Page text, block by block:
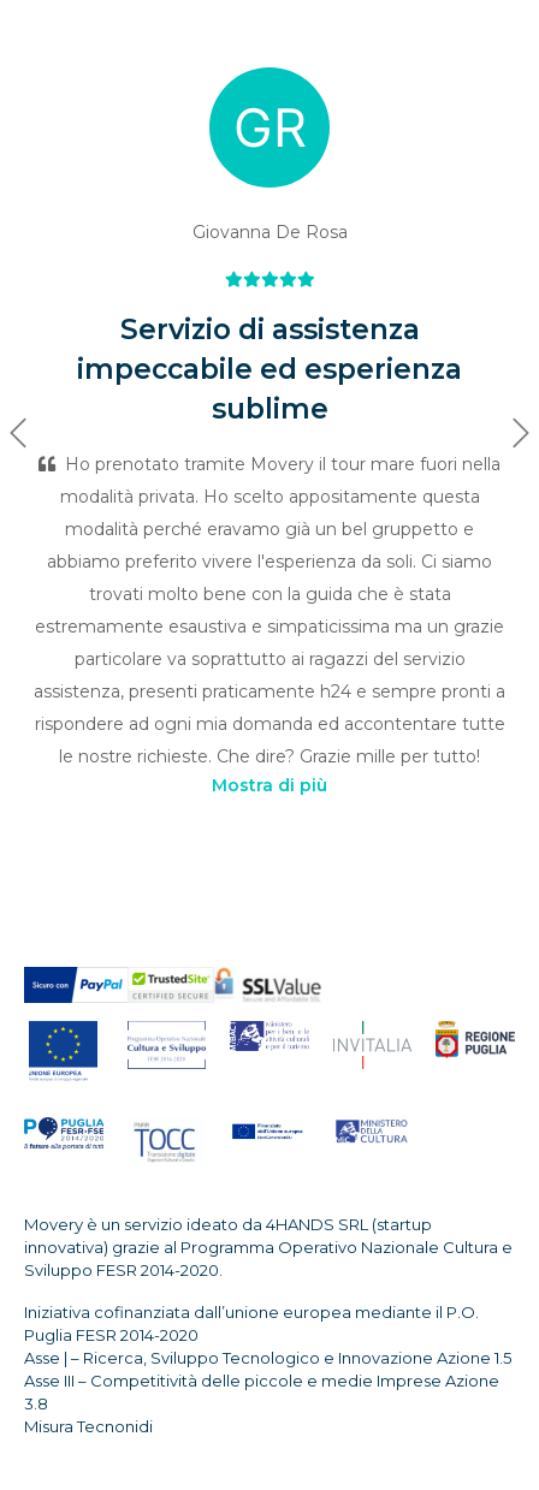
Giovanna De Rosa
Servizio di assistenza
impeccabile ed esperienza
sublime
Ho prenotato tramite Movery il tour mare fuori nella
modalità privata. Ho scelto appositamente questa
modalità perché eravamo già un bel gruppetto e
abbiamo preferito vivere l'esperienza da soli. Ci siamo
trovati molto bene con la guida che è stata
estremamente esaustiva e simpaticissima ma un grazie
particolare va soprattutto ai ragazzi del servizio
assistenza, presenti praticamente h24 e sempre pronti a
rispondere ad ogni mia domanda ed accontentare tutte
le nostre richieste. Che dire? Grazie mille per tutto!
Previous
Mostra di più
Movery è un servizio ideato da 4HANDS SRL (startup
innovativa) grazie al Programma Operativo Nazionale Cultura e
Sviluppo FESR 2014-2020.
Iniziativa cofinanziata dall’unione europea mediante il P.O.
Puglia FESR 2014-2020
Asse | – Ricerca, Sviluppo Tecnologico e Innovazione Azione 1.5
Asse III – Competitività delle piccole e medie Imprese Azione
3.8
Misura Tecnonidi